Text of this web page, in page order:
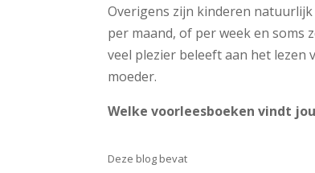
Overigens zijn kinderen
per maand, of per week en soms
veel plezier beleeft aan het lezen
moeder.
Welke voorleesboeken vindt
Deze blog bevat